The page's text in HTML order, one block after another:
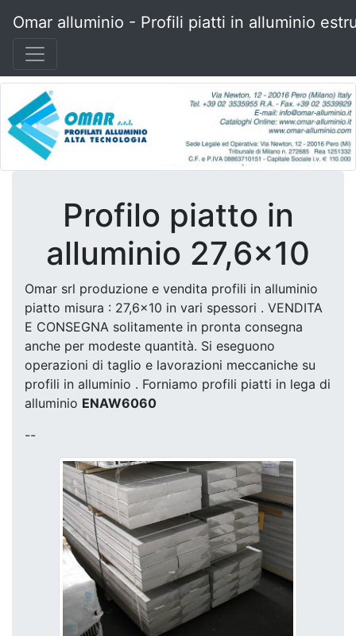
Omar alluminio - Profili piatti in alluminio
Profilo piatto in
alluminio 27,6x10
Omar srl produzione e vendita profili in alluminio
piatto misura : 27,6x10 in vari spessori . VENDITA
E CONSEGNA solitamente in pronta consegna
anche per modeste quantità. Si eseguono
operazioni di taglio e lavorazioni meccaniche su
profili in alluminio . Forniamo profili piatti in lega di
alluminio ENAW6060
--